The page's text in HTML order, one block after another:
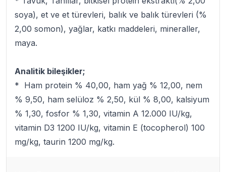
soya), et ve et türevleri, balık ve balık türevleri (%
2,00 somon), yağlar, katkı maddeleri, mineraller,
maya.
Analitik bileşikler;
* Ham protein % 40,00, ham yağ % 12,00, nem
% 9,50, ham selüloz % 2,50, kül % 8,00, kalsiyum
% 1,30, fosfor % 1,30, vitamin A 12.000 IU/kg,
vitamin D3 1200 IU/kg, vitamin E (tocopherol) 100
mg/kg, taurin 1200 mg/kg.